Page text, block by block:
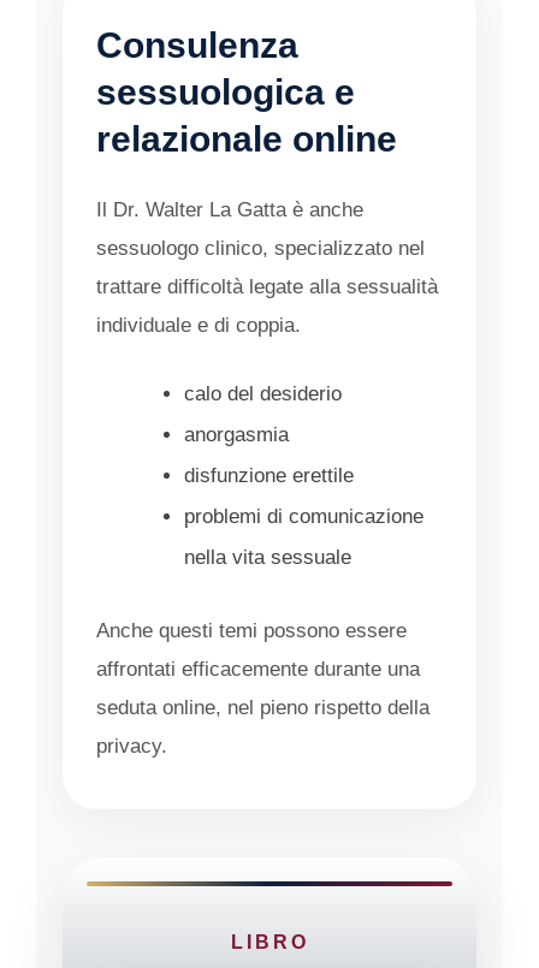
Consulenza
sessuologica e
relazionale online
Il Dr. Walter La Gatta è anche
sessuologo clinico, specializzato nel
trattare difficoltà legate alla sessualità
individuale e di coppia.
calo del desiderio
anorgasmia
disfunzione erettile
problemi di comunicazione
nella vita sessuale
Anche questi temi possono essere
affrontati efficacemente durante una
seduta online, nel pieno rispetto della
privacy.
LIBRO